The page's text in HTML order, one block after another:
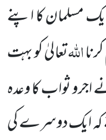
مسلمان کااپنے
اللّٰہتعالیٰ کو بہت
اجرو ثواب کا وعدہ
کہ ایک دوسرے کی